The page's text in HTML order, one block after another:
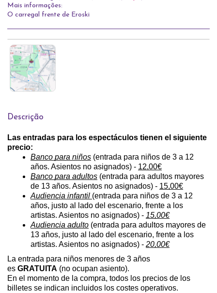
Mais informações:
O carregal frente de Eroski
Descrição
Las entradas para los espectáculos tienen el siguiente
precio:
Banco para niños (entrada para niños de 3 a 12
años. Asientos no asignados) - 12,00€
Banco para adultos (entrada para adultos mayores
de 13 años. Asientos no asignados) - 15,00€
Audiencia infantil (entrada para niños de 3 a 12
años, justo al lado del escenario, frente a los
artistas. Asientos no asignados) - 15,00€
Audiencia adulto (entrada para adultos mayores de
13 años, justo al lado del escenario, frente a los
artistas. Asientos no asignados) - 20,00€
La entrada para niños menores de 3 años
es GRATUITA (no ocupan asiento).
En el momento de la compra, todos los precios de los
billetes se indican incluidos los costes operativos.